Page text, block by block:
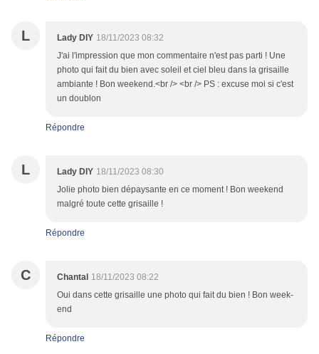
L Lady DIY 18/11/2023 08:32
J'ai l'impression que mon commentaire n'est pas parti ! Une
photo qui fait du bien avec soleil et ciel bleu dans la grisaille
ambiante ! Bon weekend.<br /> <br /> PS : excuse moi si c'est
un doublon
Répondre
L Lady DIY 18/11/2023 08:30
Jolie photo bien dépaysante en ce moment ! Bon weekend
malgré toute cette grisaille !
Répondre
C Chantal 18/11/2023 08:22
Oui dans cette grisaille une photo qui fait du bien ! Bon week-
end
Répondre